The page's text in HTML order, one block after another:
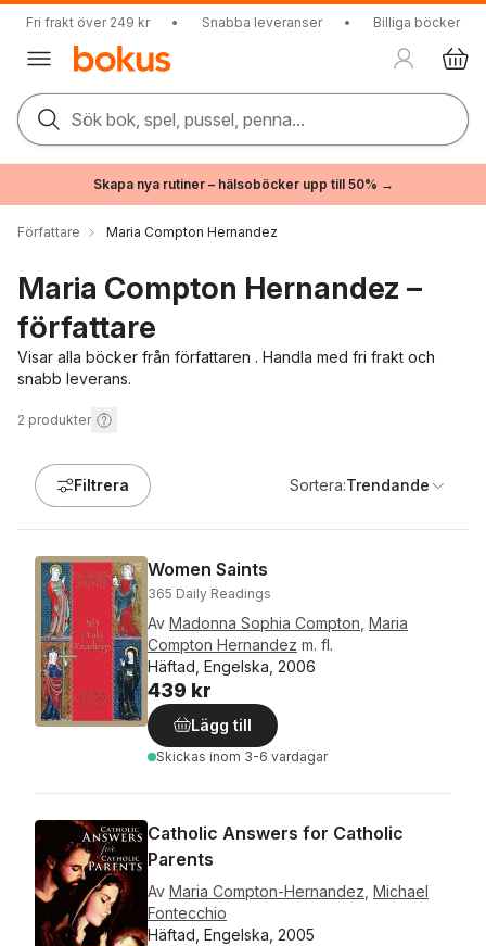
Fri frakt över 249 kr • Snabba leveranser • Billiga böcker
Sök bok, spel, pussel, penna...
Skapa nya rutiner – hälsoböcker upp till 50% →
Författare Maria Compton Hernandez
Maria Compton Hernandez –
författare
Visar alla böcker från författaren . Handla med fri frakt och
snabb leverans.
2 produkter
Filtrera Sortera:Trendande
Women Saints
365 Daily Readings
Av Madonna Sophia Compton Maria
Compton Hernandez m. fl.
Häftad, Engelska, 2006
439 kr
Lägg till
Skickas inom 3-6 vardagar
Catholic Answers for Catholic
Parents
Av Maria Compton-Hernandez Michael
Fontecchio
Häftad, Engelska, 2005